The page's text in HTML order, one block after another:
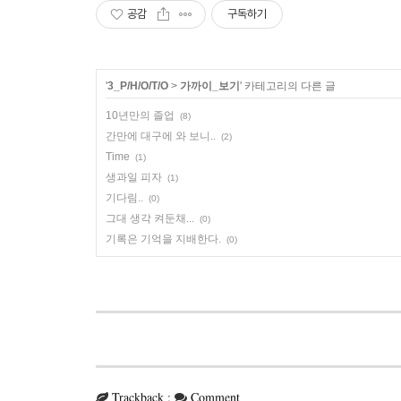
공감 구독하기
'3_P/H/O/T/O > 가까이_보기 ' 카테고리의 다른 글
10년만의 졸업 (8)
간만에 대구에 와 보니.. (2)
Time (1)
생과일 피자 (1)
기다림.. (0)
그대 생각 켜둔채... (0)
기록은 기억을 지배한다. (0)
Trackback : Comment